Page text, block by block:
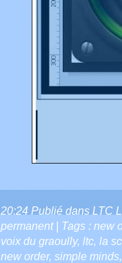
20:24 Publié dans LTC
permanent| Tags : new
voix du graoully, ltc, la
new order, simple minds